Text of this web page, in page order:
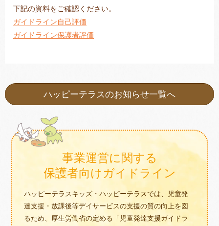
下記の資料をご確認ください。
ガイドライン自己評価
ガイドライン保護者評価
ハッピーテラスのお知らせ一覧へ
事業運営に関する
保護者向けガイドライン
ハッピーテラスキッズ・ハッピーテラスでは、児童発
達支援・放課後等デイサービスの支援の質の向上を図
るため、厚生労働省の定める「児童発達支援ガイドラ